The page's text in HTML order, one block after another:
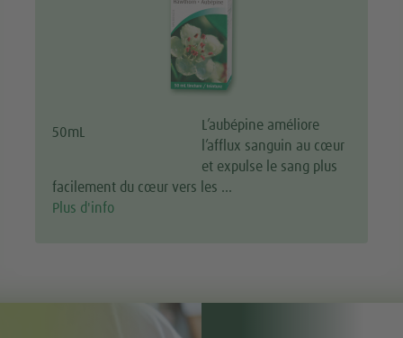
50mL
L’aubépine améliore
l’afflux sanguin au cœur
et expulse le sang plus
facilement du cœur vers les …
Plus d'info